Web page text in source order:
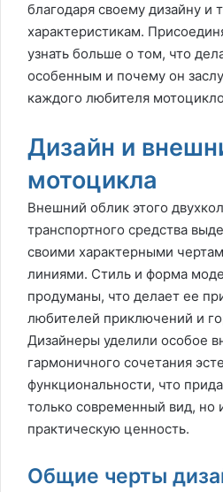
благодаря своему дизайну и
характеристикам.
узнать больше о том, что
особенным и почему он
каждого любителя
Дизайн и
мотоцикла
Внешний облик этого
транспортного средства
своими характерными
линиями. Стиль и форма
продуманы, что делает ее
любителей приключений и
Дизайнеры уделили особое
гармоничного сочетания
функциональности, что
только современный вид, но
практическую ценность.
Общие черты